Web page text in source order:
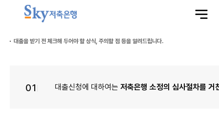
전
체
대출을 받기 전 체크해 두어야 할 상식, 주의할 점 등을 알려드립니다.
01 대출신청에 대하여는 저축은행 소정의 심사절차를 거